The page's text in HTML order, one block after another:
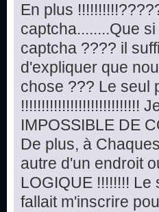
En plus
captcha........Que
captcha ???? il
d'expliquer que
chose ??? Le seul
!!!!!!!!!!!!!!!!!!!!!!!!!!!!!
IMPOSSIBLE DE
De plus, à
autre d'un endroit
LOGIQUE !!!!!!!!
fallait m'inscrire